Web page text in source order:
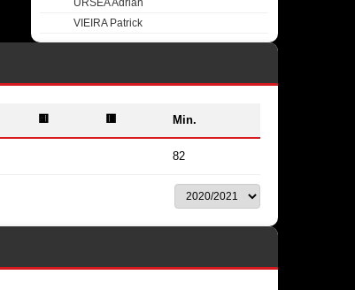
URSEA Adrian
VIEIRA Patrick
🟨 🟥 Min.
82